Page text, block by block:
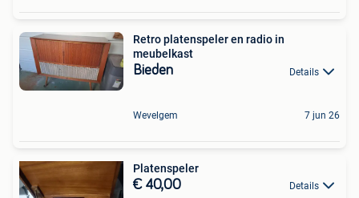
Retro platenspeler en radio in
meubelkast
Bieden Details
Wevelgem 7 jun 26
Platenspeler
€ 40,00 Details